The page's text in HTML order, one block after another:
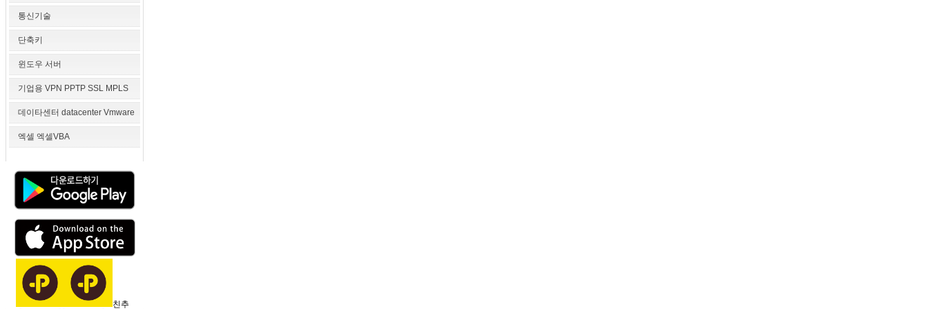
통신기술
단축키
윈도우 서버
기업용 VPN PPTP SSL MPLS
데이타센터 datacenter Vmware
엑셀 엑셀VBA
친추